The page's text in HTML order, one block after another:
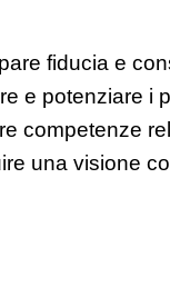
fiducia e
e potenziare i
competenze
una visione